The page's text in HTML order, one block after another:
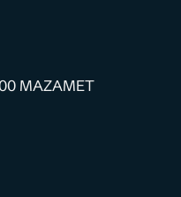
MAZAMET